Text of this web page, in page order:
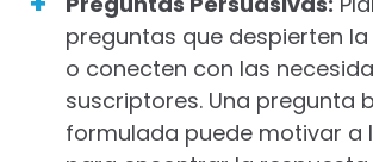
preguntas que despierten
o conecten con las
suscriptores. Una pregunta
formulada puede motivar a